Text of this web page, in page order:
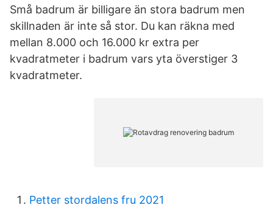
Små badrum är billigare än stora badrum men
skillnaden är inte så stor. Du kan räkna med
mellan 8.000 och 16.000 kr extra per
kvadratmeter i badrum vars yta överstiger 3
kvadratmeter.
Petter stordalens fru 2021